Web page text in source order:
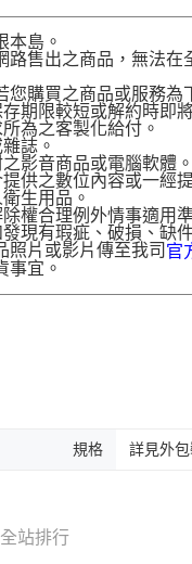
本島。
路售出之商品，無法
您購買之商品或服務
期限較短或解約時即
為之客製化給付。
誌。
影音商品或電腦軟體。
供之數位內容或一經
生用品。
權合理例外情事適用
現有瑕疵、破損、缺
照片或影片傳至我司 官
事宜。
規格 詳見外
全站排行